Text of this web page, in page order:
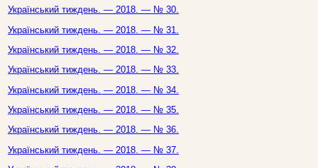
Український тиждень. — 2018. — № 30.
Український тиждень. — 2018. — № 31.
Український тиждень. — 2018. — № 32.
Український тиждень. — 2018. — № 33.
Український тиждень. — 2018. — № 34.
Український тиждень. — 2018. — № 35.
Український тиждень. — 2018. — № 36.
Український тиждень. — 2018. — № 37.